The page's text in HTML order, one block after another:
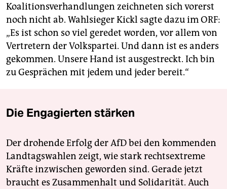
Koalitionsverhandlungen zeichneten sich vorerst
noch nicht ab. Wahlsieger Kickl sagte dazu im ORF:
„Es ist schon so viel geredet worden, vor allem von
Vertretern der Volkspartei. Und dann ist es anders
gekommen. Unsere Hand ist ausgestreckt. Ich bin
zu Gesprächen mit jedem und jeder bereit.“
Die Engagierten stärken
Der drohende Erfolg der AfD bei den kommenden
Landtagswahlen zeigt, wie stark rechtsextreme
Kräfte inzwischen geworden sind. Gerade jetzt
braucht es Zusammenhalt und Solidarität. Auch